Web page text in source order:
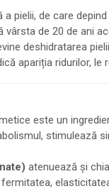
pielii, de care
vârsta de 20 de ani
deshidratarea
apariția ridurilor,
este un
stimulează
atenuează și